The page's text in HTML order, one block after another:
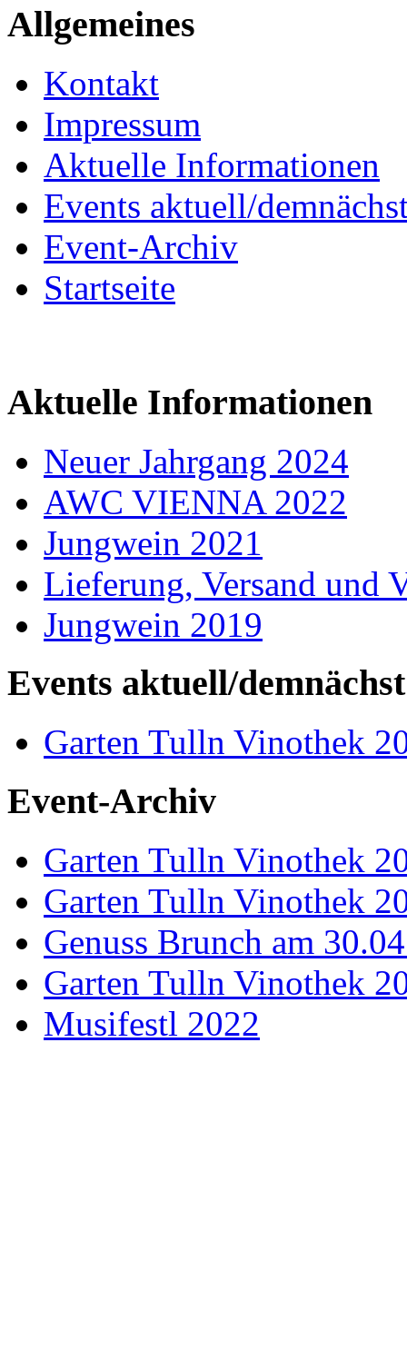
Allgemeines
Kontakt
Impressum
Aktuelle Informationen
Events aktuell/
Event-Archiv
Startseite
Aktuelle Informationen
Neuer Jahrgang 2024
AWC VIENNA 2022
Jungwein 2021
Lieferung, Versand und
Jungwein 2019
Events aktuell/demnächst
Garten Tulln Vinothek
Event-Archiv
Garten Tulln Vinothek
Garten Tulln Vinothek
Genuss Brunch am
Garten Tulln Vinothek
Musifestl 2022